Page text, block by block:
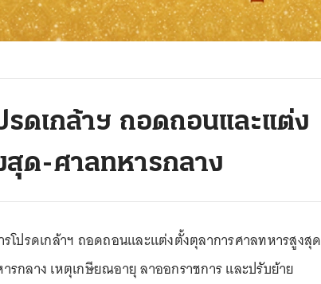
รดเกล้าฯ ถอดถอนและแต่ง
ด-ศาลทหารกลาง
รโปรดเกล้าฯ ถอดถอนและแต่งตั้งตุลาการศาลทหารสูงสุด
รกลาง เหตุเกษียณอายุ ลาออกราชการ และปรับย้าย